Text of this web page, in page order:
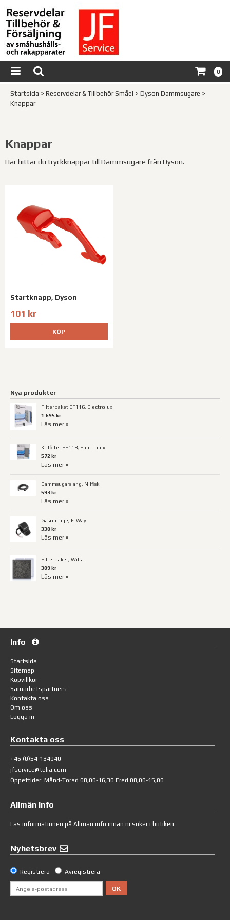
0
Startsida > Reservdelar & Tillbehör Småel > Dyson Dammsugare >
Knappar
Knappar
Här hittar du tryckknappar till Dammsugare från Dyson.
Startknapp, Dyson
101 kr
KÖP
Nya produkter
Filterpaket EF116, Electrolux
1.695 kr
Läs mer »
Kolfilter EF118, Electrolux
572 kr
Läs mer »
Dammsugarslang, Nilfisk
593 kr
Läs mer »
Gasreglage, E-Way
330 kr
Läs mer »
Filterpaket, Wilfa
309 kr
Läs mer »
Info
Startsida
Sitemap
Köpvillkor
Samarbetspartners
Kontakta oss
Om oss
Logga in
Kontakta oss
+46 (0)54-134940
jfservice@telia.com
Öppettider: Månd-Torsd 08,00-16,30 Fred 08,00-15,00
Allmän Info
Läs informationen på Allmän info innan ni söker i butiken.
Nyhetsbrev
Registrera Avregistrera
OK